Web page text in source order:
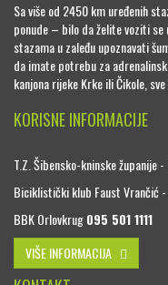
Sa više od 2450 km uređenih
ponude – bilo da želite voziti
stazama u zaleđu upoznavati
da imate potrebu za
kanjona rijeke Krke ili Čikole,
KORISNE INFORMACIJE
T.Z. Šibensko-kninske županije -
Biciklistički klub Faust Vrančić -
BBK Orlovkrug095 501 1111
VIŠE INFORMACIJA